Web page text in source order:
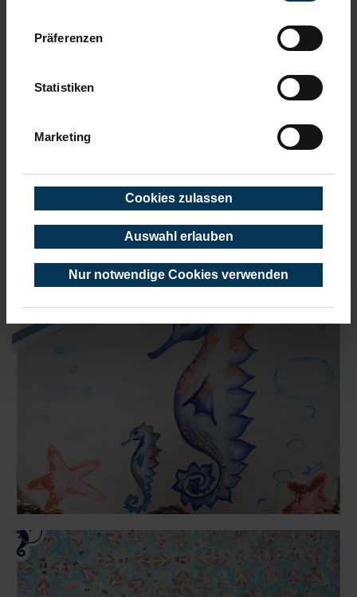
Präferenzen
Statistiken
Marketing
Cookies zulassen
Auswahl erlauben
Nur notwendige Cookies verwenden